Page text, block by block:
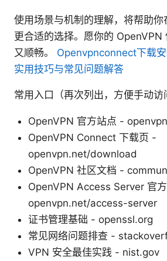
使用场景与机制的理解，将帮助你
更合适的选择。愿你的 OpenVPN
又顺畅。 Openvpnconnect下载安
实用技巧与常见问题解答
常用入口（再次列出，方便手动访
OpenVPN 官方站点 -
OpenVPN Connect 下载页 -
openvpn.net/download
OpenVPN 社区文档 -
OpenVPN Access Server 官
openvpn.net/access-server
证书管理基础 - openssl.org
常见网络问题排查 -
VPN 安全最佳实践 - nist.gov